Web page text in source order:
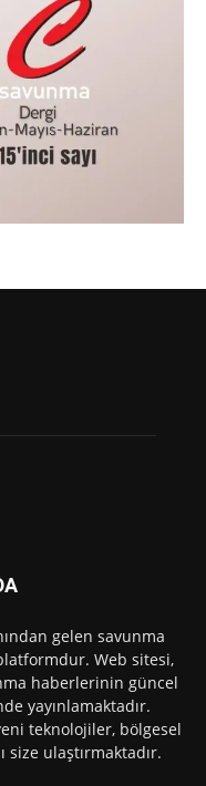
gelen savunma
Web sitesi,
haberlerinin güncel
yayınlamaktadır.
teknolojiler, bölgesel
size ulaştırmaktadır.